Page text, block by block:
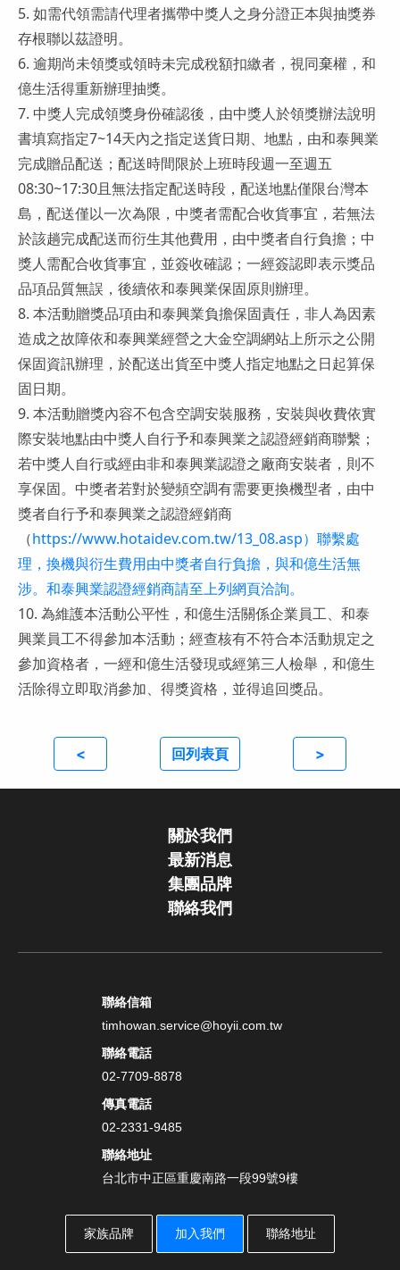
5. 如需代領需請代理者攜帶中獎人之身分證正本與抽獎券
存根聯以茲證明。
6. 逾期尚未領獎或領時未完成稅額扣繳者，視同棄權，和
億生活得重新辦理抽獎。
7. 中獎人完成領獎身份確認後，由中獎人於領獎辦法說明
書填寫指定7~14天內之指定送貨日期、地點，由和泰興業
完成贈品配送；配送時間限於上班時段週一至週五
08:30~17:30且無法指定配送時段，配送地點僅限台灣本
島，配送僅以一次為限，中獎者需配合收貨事宜，若無法
於該趟完成配送而衍生其他費用，由中獎者自行負擔；中
獎人需配合收貨事宜，並簽收確認；一經簽認即表示獎品
品項品質無誤，後續依和泰興業保固原則辦理。
8. 本活動贈獎品項由和泰興業負擔保固責任，非人為因素
造成之故障依和泰興業經營之大金空調網站上所示之公開
保固資訊辦理，於配送出貨至中獎人指定地點之日起算保
固日期。
9. 本活動贈獎內容不包含空調安裝服務，安裝與收費依實
際安裝地點由中獎人自行予和泰興業之認證經銷商聯繫；
若中獎人自行或經由非和泰興業認證之廠商安裝者，則不
享保固。中獎者若對於變頻空調有需要更換機型者，由中
獎者自行予和泰興業之認證經銷商
（https://www.hotaidev.com.tw/13_08.asp）聯繫處
理，換機與衍生費用由中獎者自行負擔，與和億生活無
涉。和泰興業認證經銷商請至上列網頁洽詢。
10. 為維護本活動公平性，和億生活關係企業員工、和泰
興業員工不得參加本活動；經查核有不符合本活動規定之
參加資格者，一經和億生活發現或經第三人檢舉，和億生
活除得立即取消參加、得獎資格，並得追回獎品。
< 回列表頁 >
關於我們
最新消息
集團品牌
聯絡我們
聯絡信箱
timhowan.service@hoyii.com.tw
聯絡電話
02-7709-8878
傳真電話
02-2331-9485
聯絡地址
台北市中正區重慶南路一段99號9樓
家族品牌 加入我們 聯絡地址